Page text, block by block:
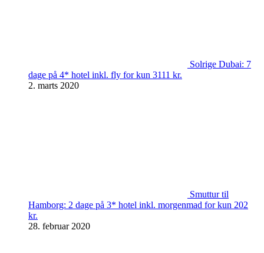
Solrige Dubai: 7
dage på 4* hotel inkl. fly for kun 3111 kr.
2. marts 2020
Smuttur til
Hamborg: 2 dage på 3* hotel inkl. morgenmad for kun 202
kr.
28. februar 2020